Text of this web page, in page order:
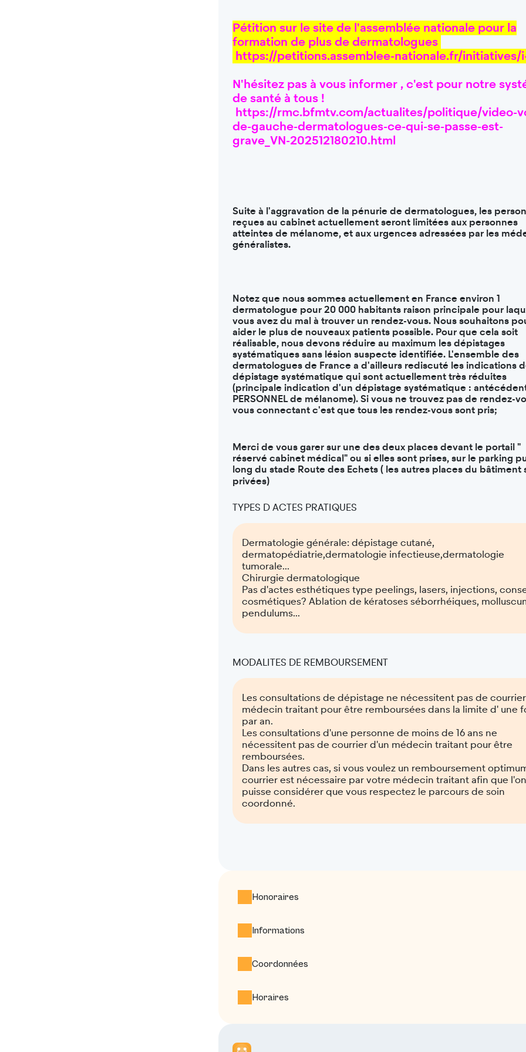
Pétition sur le site de l'assemblée nationale pour la
formation de plus de dermatologues
https://petitions.assemblee-nationale.fr/initiatives/
N'hésitez pas à vous informer , c'est pour notre
de santé à tous !
https://rmc.bfmtv.com/actualites/politique/video-
de-gauche-dermatologues-ce-qui-se-passe-est-
grave_VN-202512180210.html
Suite à l'aggravation de la pénurie de dermatologues, les
reçues au cabinet actuellement seront limitées aux personnes
atteintes de mélanome, et aux urgences adressées par les
généralistes.
Notez que nous sommes actuellement en France environ 1
dermatologue pour 20 000 habitants raison principale pour
vous avez du mal à trouver un rendez-vous. Nous souhaitons
aider le plus de nouveaux patients possible. Pour que cela soit
réalisable, nous devons réduire au maximum les dépistages
systématiques sans lésion suspecte identifiée. L'ensemble des
dermatologues de France a d'ailleurs rediscuté les indications
dépistage systématique qui sont actuellement très réduites
(principale indication d'un dépistage systématique :
PERSONNEL de mélanome). Si vous ne trouvez pas de rendez-
vous connectant c'est que tous les rendez-vous sont pris;
Merci de vous garer sur une des deux places devant le portail "
réservé cabinet médical" ou si elles sont prises, sur le parking
long du stade Route des Echets ( les autres places du bâtiment
privées)
TYPES D ACTES PRATIQUES
Dermatologie générale: dépistage cutané,
dermatopédiatrie,dermatologie infectieuse,dermatologie
tumorale...
Chirurgie dermatologique
Pas d'actes esthétiques type peelings, lasers, injections,
cosmétiques? Ablation de kératoses séborrhéiques,
pendulums...
MODALITES DE REMBOURSEMENT
Les consultations de dépistage ne nécessitent pas de
médecin traitant pour être remboursées dans la limite d' une
par an.
Les consultations d'une personne de moins de 16 ans ne
nécessitent pas de courrier d'un médecin traitant pour être
remboursées.
Dans les autres cas, si vous voulez un remboursement
courrier est nécessaire par votre médecin traitant afin que l'on
puisse considérer que vous respectez le parcours de soin
coordonné.
Honoraires
Informations
Coordonnées
Horaires